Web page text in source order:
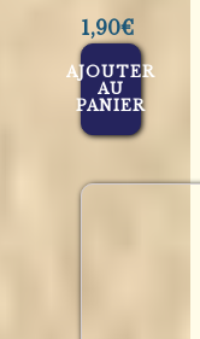
1,90€
AJOUTER
AU
PANIER